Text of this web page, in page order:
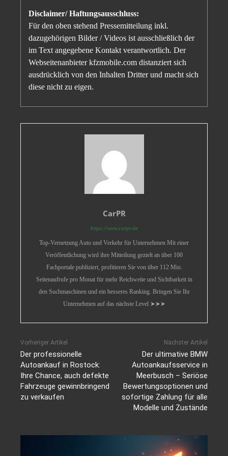
Disclaimer/ Haftungsausschluss:
Für den oben stehend Pressemitteilung inkl.
dazugehörigen Bilder / Videos ist ausschließlich der
im Text angegebene Kontakt verantwortlich. Der
Webseitenanbieter kfzmobile.com distanziert sich
ausdrücklich von den Inhalten Dritter und macht sich
diese nicht zu eigen.
CarPR
https://www.carpr.de
Top-Vernetzung Auto und Verkehr für Unternehmen Mit einer
Veröffentlichung wird ihre Mitteilung gezielt an über 100
Fachportale publiziert, profitieren Sie von über 112 Mio.
Seitenaufrufe pro Monat für mehr Reichweite und Sichtbarkeit in
den Suchmaschinen und ein besseres Ranking. Bringen Sie Ihr
Unternehmen auf das nächste Level ➤➤➤
Vorheriger Artikel
Der professionelle
Autoankauf in Rostock:
Ihre Chance, auch defekte
Fahrzeuge gewinnbringend
zu verkaufen
Nächster Artikel
Der ultimative BMW
Autoankaufsservice in
Meerbusch – Seriöse
Bewertungsoptionen und
sofortige Zahlung für alle
Modelle und Zustände